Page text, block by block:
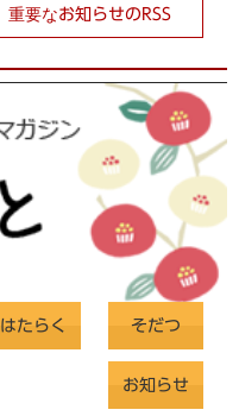
重要なお知らせのRSS
はたらく そだつ
お知らせ